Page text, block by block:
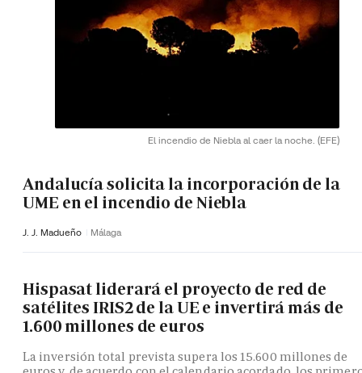
El incendio de Niebla al caer la noche. (EFE)
Andalucía solicita la incorporación de la
UME en el incendio de Niebla
J. J. Madueño Málaga
Hispasat liderará el proyecto de red de
satélites IRIS2 de la UE e invertirá más de
1.600 millones de euros
La inversión total prevista supera los 15.600 millones de